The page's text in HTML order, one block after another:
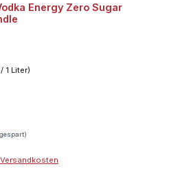
Energy Zero Sugar
1 Liter)